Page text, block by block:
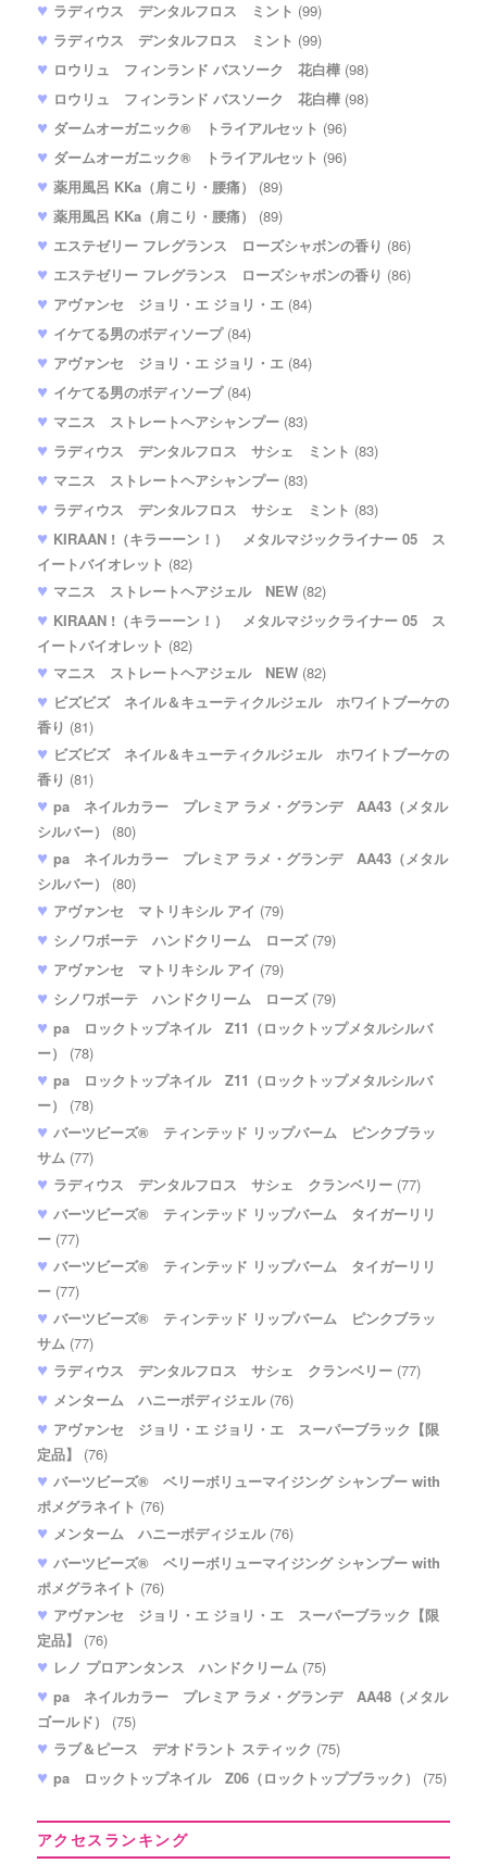
ラディウス デンタルフロス ミント (99)
ラディウス デンタルフロス ミント (99)
ロウリュ フィンランド バスソーク 花白樺 (98)
ロウリュ フィンランド バスソーク 花白樺 (98)
ダームオーガニック® トライアルセット (96)
ダームオーガニック® トライアルセット (96)
薬用風呂 KKa（肩こり・腰痛）
(89)
薬用風呂 KKa（肩こり・腰痛）
(89)
エステゼリー フレグランス ローズシャボンの香り (86)
エステゼリー フレグランス ローズシャボンの香り (86)
アヴァンセ ジョリ・エ ジョリ・エ (84)
イケてる男のボディソープ(84)
アヴァンセ ジョリ・エ ジョリ・エ (84)
イケてる男のボディソープ(84)
マニス ストレートヘアシャンプー (83)
ラディウス デンタルフロス サシェ ミント (83)
マニス ストレートヘアシャンプー (83)
ラディウス デンタルフロス サシェ ミント (83)
KIRAAN !（キラーーン！） メタルマジックライナー 05 ス
イートバイオレット (82)
マニス ストレートヘアジェル NEW (82)
KIRAAN !（キラーーン！） メタルマジックライナー 05 ス
イートバイオレット (82)
マニス ストレートヘアジェル NEW (82)
ビズビズ ネイル＆キューティクルジェル ホワイトブーケの
香り (81)
ビズビズ ネイル＆キューティクルジェル ホワイトブーケの
香り (81)
pa ネイルカラー プレミア ラメ・グランデ AA43（メタル
シルバー）
(80)
pa ネイルカラー プレミア ラメ・グランデ AA43（メタル
シルバー）
(80)
アヴァンセ マトリキシル アイ (79)
シノワボーテ ハンドクリーム ローズ(79)
アヴァンセ マトリキシル アイ (79)
シノワボーテ ハンドクリーム ローズ(79)
pa ロックトップネイル Z11（ロックトップメタルシルバ
ー）
(78)
pa ロックトップネイル Z11（ロックトップメタルシルバ
ー）
(78)
バーツビーズ® ティンテッド リップバーム ピンクブラッ
サム (77)
ラディウス デンタルフロス サシェ クランベリー (77)
バーツビーズ® ティンテッド リップバーム タイガーリリ
ー (77)
バーツビーズ® ティンテッド リップバーム タイガーリリ
ー (77)
バーツビーズ® ティンテッド リップバーム ピンクブラッ
サム (77)
ラディウス デンタルフロス サシェ クランベリー (77)
メンターム ハニーボディジェル(76)
アヴァンセ ジョリ・エ ジョリ・エ スーパーブラック【限
定品】
(76)
バーツビーズ® ベリーボリューマイジング シャンプー with
ポメグラネイト (76)
メンターム ハニーボディジェル(76)
バーツビーズ® ベリーボリューマイジング シャンプー with
ポメグラネイト (76)
アヴァンセ ジョリ・エ ジョリ・エ スーパーブラック【限
定品】
(76)
レノ プロアンタンス ハンドクリーム (75)
pa ネイルカラー プレミア ラメ・グランデ AA48（メタル
ゴールド）
(75)
ラブ＆ピース デオドラント スティック (75)
pa ロックトップネイル Z06（ロックトップブラック）
(75)
アクセスランキング